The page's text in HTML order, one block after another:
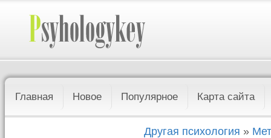
Главная Новое Популярное Карта сайта
Другая психология »